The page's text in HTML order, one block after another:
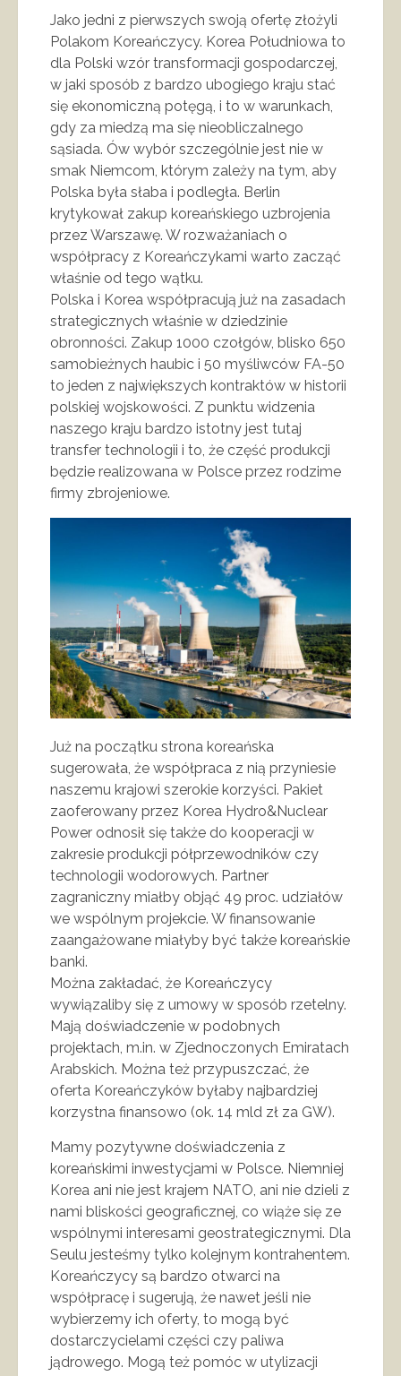
Jako jedni z pierwszych swoją ofertę złożyli
Polakom Koreańczycy. Korea Południowa to
dla Polski wzór transformacji gospodarczej,
w jaki sposób z bardzo ubogiego kraju stać
się ekonomiczną potęgą, i to w warunkach,
gdy za miedzą ma się nieobliczalnego
sąsiada. Ów wybór szczególnie jest nie w
smak Niemcom, którym zależy na tym, aby
Polska była słaba i podległa. Berlin
krytykował zakup koreańskiego uzbrojenia
przez Warszawę. W rozważaniach o
współpracy z Koreańczykami warto zacząć
właśnie od tego wątku.
Polska i Korea współpracują już na zasadach
strategicznych właśnie w dziedzinie
obronności. Zakup 1000 czołgów, blisko 650
samobieżnych haubic i 50 myśliwców FA-50
to jeden z największych kontraktów w historii
polskiej wojskowości. Z punktu widzenia
naszego kraju bardzo istotny jest tutaj
transfer technologii i to, że część produkcji
będzie realizowana w Polsce przez rodzime
firmy zbrojeniowe.
Już na początku strona koreańska
sugerowała, że współpraca z nią przyniesie
naszemu krajowi szerokie korzyści. Pakiet
zaoferowany przez Korea Hydro&Nuclear
Power odnosił się także do kooperacji w
zakresie produkcji półprzewodników czy
technologii wodorowych. Partner
zagraniczny miałby objąć 49 proc. udziałów
we wspólnym projekcie. W finansowanie
zaangażowane miałyby być także koreańskie
banki.
Można zakładać, że Koreańczycy
wywiązaliby się z umowy w sposób rzetelny.
Mają doświadczenie w podobnych
projektach, m.in. w Zjednoczonych Emiratach
Arabskich. Można też przypuszczać, że
oferta Koreańczyków byłaby najbardziej
korzystna finansowo (ok. 14 mld zł za GW).
Mamy pozytywne doświadczenia z
koreańskimi inwestycjami w Polsce. Niemniej
Korea ani nie jest krajem NATO, ani nie dzieli z
nami bliskości geograficznej, co wiąże się ze
wspólnymi interesami geostrategicznymi. Dla
Seulu jesteśmy tylko kolejnym kontrahentem.
Koreańczycy są bardzo otwarci na
współpracę i sugerują, że nawet jeśli nie
wybierzemy ich oferty, to mogą być
dostarczycielami części czy paliwa
jądrowego. Mogą też pomóc w utylizacji